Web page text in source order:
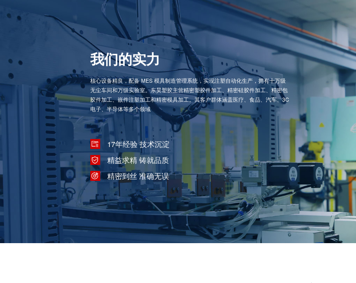
我们的实力
核心设备精良，配备 MES 模具制造管理系统，实现注塑自动化生产，拥有十万级
无尘车间和万级实验室。东昊塑胶主营精密塑胶件加工、精密硅胶件加工、精密包
胶件加工、嵌件注塑加工和精密模具加工。其客户群体涵盖医疗、食品、汽车、3C
电子、半导体等多个领域
17年经验 技术沉淀
精益求精 铸就品质
精密到丝 准确无误